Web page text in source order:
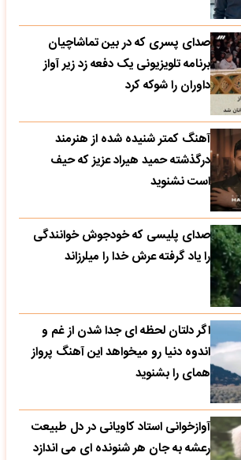
صدای پسری که در بین تماشاچیان
برنامه تلویزیونی یک دفعه زد زیر آواز
داوران را شوکه کرد
آهنگ کمتر شنیده شده از هنرمند
درگذشته حمید هیراد عزیز که حیف
است نشنوید
صدای پلیسی که خودجوش خوانندگی
را یاد گرفته عرش خدا را میلرزاند
اگر دلتان لحظه ای جدا شدن از غم و
اندوه دنیا رو میخواهد این آهنگ پرواز
همای را بشنوید
آوازخوانی استاد کاویانی در دل طبیعت
رعشه به جان هر شنونده ای می اندازد